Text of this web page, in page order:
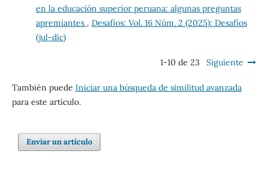
en la educación superior peruana: algunas preguntas
apremiantes , Desafíos: Vol. 16 Núm. 2 (2025): Desafíos
(jul-dic)
1-10 de 23 Siguiente
También puede Iniciar una búsqueda de similitud avanzada
para este artículo.
Enviar un artículo